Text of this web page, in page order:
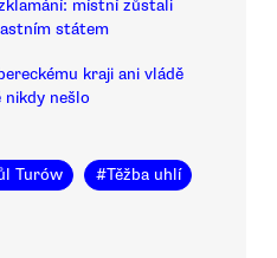
místní zůstali
státem
kraji ani vládě
nešlo
Turów #Těžba uhlí